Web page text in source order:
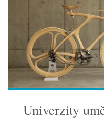
Univerzity